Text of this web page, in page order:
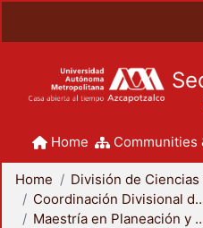
Home Communities
Home
Coordinación
Maestría en Planeación